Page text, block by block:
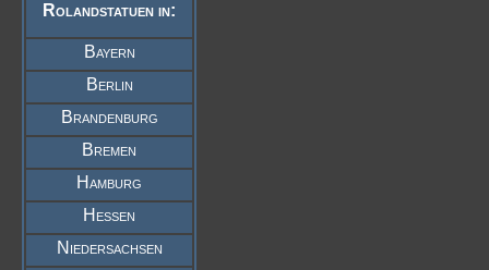
Rolandstatuen in:
Bayern
Berlin
Brandenburg
Bremen
Hamburg
Hessen
Niedersachsen